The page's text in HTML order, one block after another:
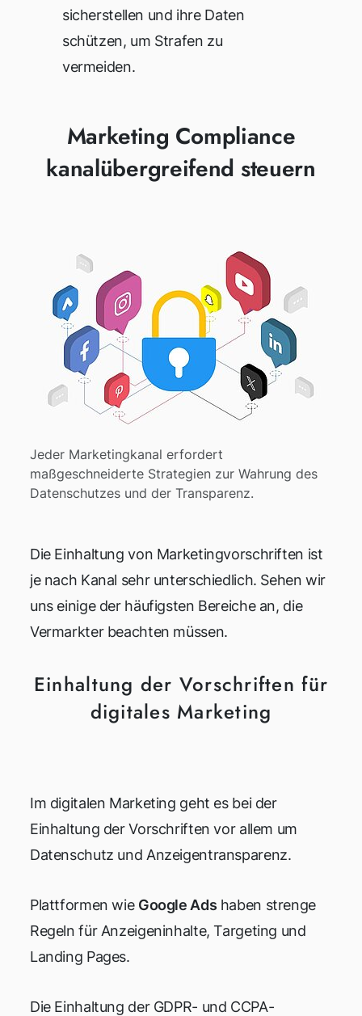
sicherstellen und ihre Daten
schützen, um Strafen zu
vermeiden.
Marketing Compliance
kanalübergreifend steuern
Jeder Marketingkanal erfordert
maßgeschneiderte Strategien zur Wahrung des
Datenschutzes und der Transparenz.
Die Einhaltung von Marketingvorschriften ist
je nach Kanal sehr unterschiedlich. Sehen wir
uns einige der häufigsten Bereiche an, die
Vermarkter beachten müssen.
Einhaltung der Vorschriften für
digitales Marketing
Im digitalen Marketing geht es bei der
Einhaltung der Vorschriften vor allem um
Datenschutz und Anzeigentransparenz.
Plattformen wie Google Ads haben strenge
Regeln für Anzeigeninhalte, Targeting und
Landing Pages.
Die Einhaltung der GDPR- und CCPA-